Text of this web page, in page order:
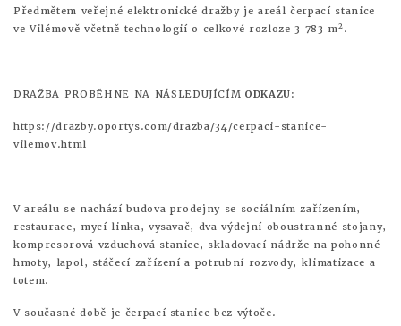
Předmětem veřejné elektronické dražby je areál čerpací stanice
ve Vilémově včetně technologií o celkové rozloze 3 783 m2.
DRAŽBA PROBĚHNE NA NÁSLEDUJÍCÍM ODKAZU:
https://drazby.oportys.com/drazba/34/cerpaci-stanice-
vilemov.html
V areálu se nachází budova prodejny se sociálním zařízením,
restaurace, mycí linka, vysavač, dva výdejní oboustranné stojany,
kompresorová vzduchová stanice, skladovací nádrže na pohonné
hmoty, lapol, stáčecí zařízení a potrubní rozvody, klimatizace a
totem.
V současné době je čerpací stanice bez výtoče.